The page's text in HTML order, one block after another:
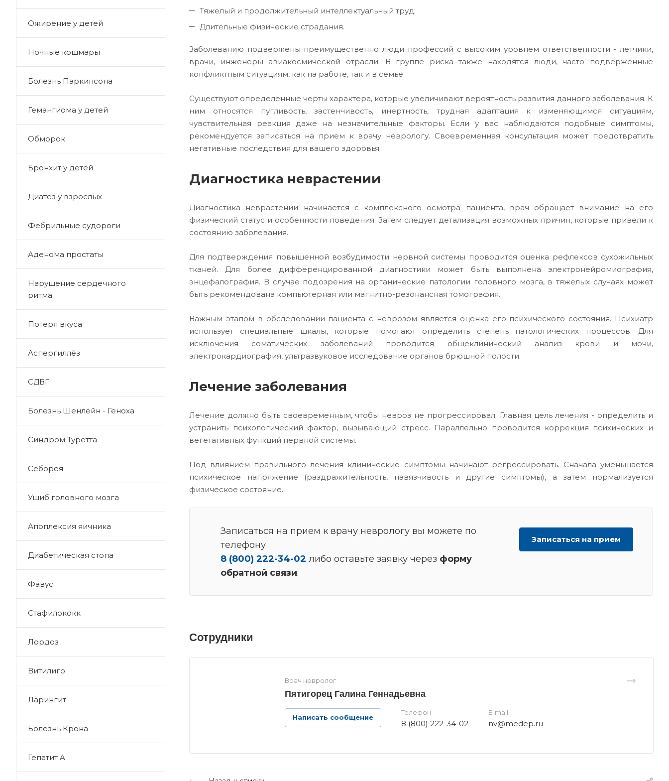
Тяжелый и продолжительный интеллектуальный труд;
Длительные физические страдания.
Заболеванию подвержены преимущественно люди профессий с высоким уровнем ответственности - летчики,
врачи, инженеры авиакосмической отрасли. В группе риска также находятся люди, часто подверженные
конфликтным ситуациям, как на работе, так и в семье.
Существуют определенные черты характера, которые увеличивают вероятность развития данного заболевания. К
ним относятся пугливость, застенчивость, инертность, трудная адаптация к изменяющимся ситуациям,
чувствительная реакция даже на незначительные факторы. Если у вас наблюдаются подобные симптомы,
рекомендуется записаться на прием к врачу неврологу. Своевременная консультация может предотвратить
негативные последствия для вашего здоровья.
Диагностика неврастении
Диагностика неврастении начинается с комплексного осмотра пациента, врач обращает внимание на его
физический статус и особенности поведения. Затем следует детализация возможных причин, которые привели к
состоянию заболевания.
Для подтверждения повышенной возбудимости нервной системы проводится оценка рефлексов сухожильных
тканей. Для более дифференцированной диагностики может быть выполнена электронейромиография,
энцефалография. В случае подозрения на органические патологии головного мозга, в тяжелых случаях может
быть рекомендована компьютерная или магнитно-резонансная томография.
Важным этапом в обследовании пациента с неврозом является оценка его психического состояния. Психиатр
использует специальные шкалы, которые помогают определить степень патологических процессов. Для
исключения соматических заболеваний проводится общеклинический анализ крови и мочи,
электрокардиография, ультразвуковое исследование органов брюшной полости.
Лечение заболевания
Лечение должно быть своевременным, чтобы невроз не прогрессировал. Главная цель лечения - определить и
устранить психологический фактор, вызывающий стресс. Параллельно проводится коррекция психических и
вегетативных функций нервной системы.
Под влиянием правильного лечения клинические симптомы начинают регрессировать. Сначала уменьшается
психическое напряжение (раздражительность, навязчивость и другие симптомы), а затем нормализуется
физическое состояние.
Записаться на прием к врачу неврологу вы можете по
телефону
8 (800) 222-34-02 либо оставьте заявку через форму
обратной связи.
Записаться на прием
Сотрудники
Врач невролог
Пятигорец Галина Геннадьевна
Написать сообщение
Телефон
8 (800) 222-34-02
E-mail
nv@medep.ru
Ожирение у детей
Ночные кошмары
Болезнь Паркинсона
Гемангиома у детей
Обморок
Бронхит у детей
Диатез у взрослых
Фебрильные судороги
Аденома простаты
Нарушение сердечного
ритма
Потеря вкуса
Аспергиллёз
СДВГ
Болезнь Шенлейн - Геноха
Синдром Туретта
Себорея
Ушиб головного мозга
Апоплексия яичника
Диабетическая стопа
Фавус
Стафилококк
Лордоз
Витилиго
Ларингит
Болезнь Крона
Гепатит A